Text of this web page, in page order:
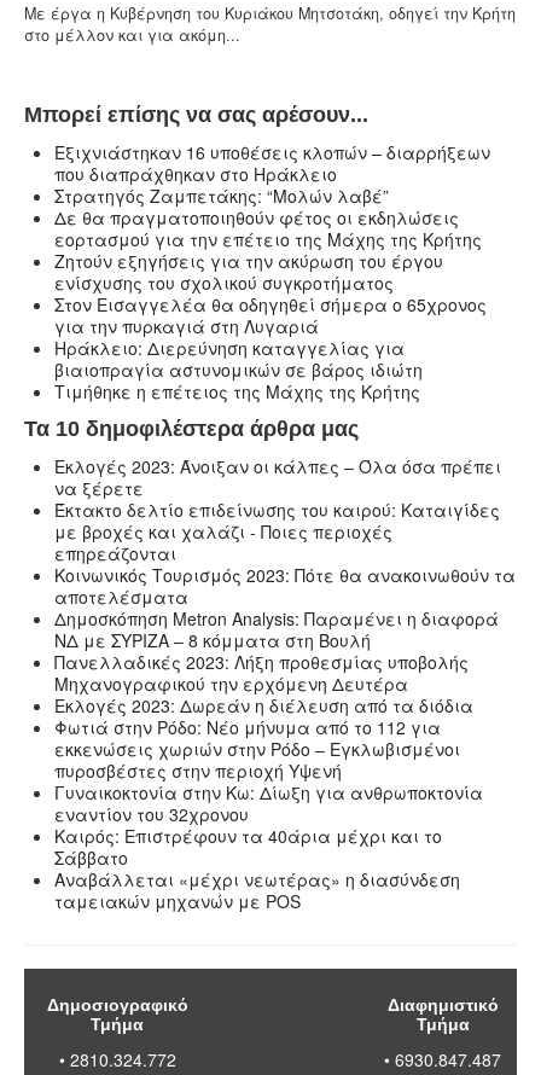
Με έργα η Κυβέρνηση του Κυριάκου Μητσοτάκη, οδηγεί την Κρήτη
στο μέλλον και για ακόμη...
Μπορεί επίσης να σας αρέσουν...
Eξιχνιάστηκαν 16 υποθέσεις κλοπών – διαρρήξεων
που διαπράχθηκαν στο Ηράκλειο
Στρατηγός Ζαμπετάκης: “Μολών λαβέ”
Δε θα πραγματοποιηθούν φέτος οι εκδηλώσεις
εορτασμού για την επέτειο της Μάχης της Κρήτης
Ζητούν εξηγήσεις για την ακύρωση του έργου
ενίσχυσης του σχολικού συγκροτήματος
Στον Εισαγγελέα θα οδηγηθεί σήμερα ο 65χρονος
για την πυρκαγιά στη Λυγαριά
Ηράκλειο: Διερεύνηση καταγγελίας για
βιαιοπραγία αστυνομικών σε βάρος ιδιώτη
Τιμήθηκε η επέτειος της Μάχης της Κρήτης
Τα 10 δημοφιλέστερα άρθρα μας
Εκλογές 2023: Άνοιξαν οι κάλπες – Όλα όσα πρέπει
να ξέρετε
Έκτακτο δελτίο επιδείνωσης του καιρού: Καταιγίδες
με βροχές και χαλάζι - Ποιες περιοχές
επηρεάζονται
Κοινωνικός Τουρισμός 2023: Πότε θα ανακοινωθούν τα
αποτελέσματα
Δημοσκόπηση Metron Analysis: Παραμένει η διαφορά
ΝΔ με ΣΥΡΙΖΑ – 8 κόμματα στη Βουλή
Πανελλαδικές 2023: Λήξη προθεσμίας υποβολής
Μηχανογραφικού την ερχόμενη Δευτέρα
Εκλογές 2023: Δωρεάν η διέλευση από τα διόδια
Φωτιά στην Ρόδο: Νέο μήνυμα από το 112 για
εκκενώσεις χωριών στην Ρόδο – Εγκλωβισμένοι
πυροσβέστες στην περιοχή Υψενή
Γυναικοκτονία στην Κω: Δίωξη για ανθρωποκτονία
εναντίον του 32χρονου
Καιρός: Επιστρέφουν τα 40άρια μέχρι και το
Σάββατο
Αναβάλλεται «μέχρι νεωτέρας» η διασύνδεση
ταμειακών μηχανών με POS
Δημοσιογραφικό
Τμήμα
• 2810.324.772
Διαφημιστικό
Τμήμα
• 6930.847.487